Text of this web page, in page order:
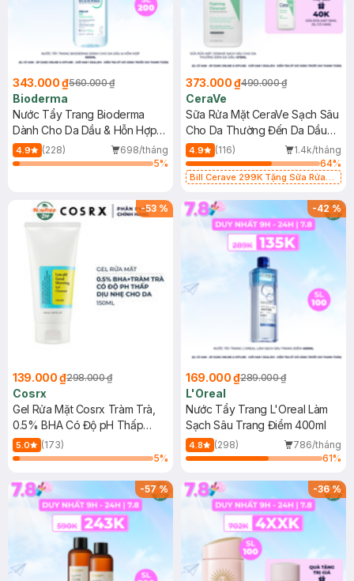
343.000 ₫560.000 ₫
Bioderma
Nước Tẩy Trang Bioderma
Dành Cho Da Dầu & Hỗn Hợp
500ml
4.9 (228)
698/tháng
5%
373.000 ₫490.000 ₫
CeraVe
Sữa Rửa Mặt CeraVe Sạch Sâu
Cho Da Thường Đến Da Dầu
473ml
4.9 (116)
1.4k/tháng
64%
Bill Cerave 299K Tặng Sữa Rửa
-53 %
139.000 ₫298.000 ₫
Cosrx
Gel Rửa Mặt Cosrx Tràm Trà,
0.5% BHA Có Độ pH Thấp
150ml
5.0
(173)
5%
-42%
169.000 ₫289.000 ₫
L'Oreal
Nước Tẩy Trang L'Oreal Làm
Sạch Sâu Trang Điểm 400ml
4.8 (298)
786/tháng
61%
-57% -36%